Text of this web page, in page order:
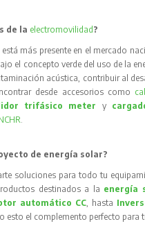
de la electromovilidad ?
está más presente en el mercado
el concepto verde del uso de la
acústica, contribuir al
desde accesorios como
trifásico meter y
.
de energía solar?
soluciones para todo tu
destinados a la energía
automático CC, hasta
esto el complemento perfecto para